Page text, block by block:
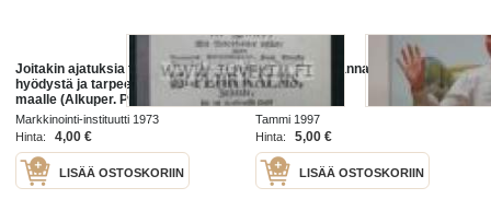
Joitakin ajatuksia tehtaitten
hyödystä ja tarpeellisuudesta
maalle (Alkuper. Pietari Kalm v.
1759, tämä uuspainatus 1973)
Markkinointi-instituutti 1973
Hinta:
4,00 €
LISÄÄ OSTOSKORIIN
Ajatuksia verannalla
Tammi 1997
Hinta:
5,00 €
LISÄÄ OSTOSKORIIN